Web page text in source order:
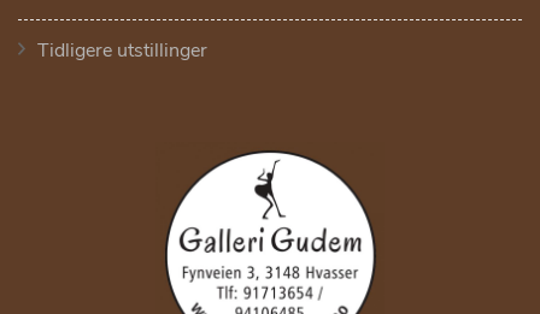
Tidligere utstillinger